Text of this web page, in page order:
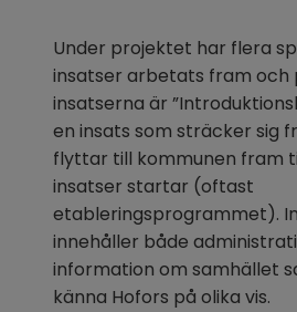
Under projektet har flera
insatser arbetats fram och
insatserna är
en insats som sträcker sig
flyttar till kommunen fram
insatser startar (oftast
etableringsprogrammet).
innehåller både
information om samhället
känna Hofors på olika vis.